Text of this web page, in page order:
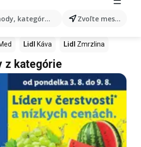
kategórie, produkty... Zvoľte mesto
v obchodoch Lidl
Kiwi LidlMango Lidl
Lidl Káva Lidl Zmrzlina
z kategórie